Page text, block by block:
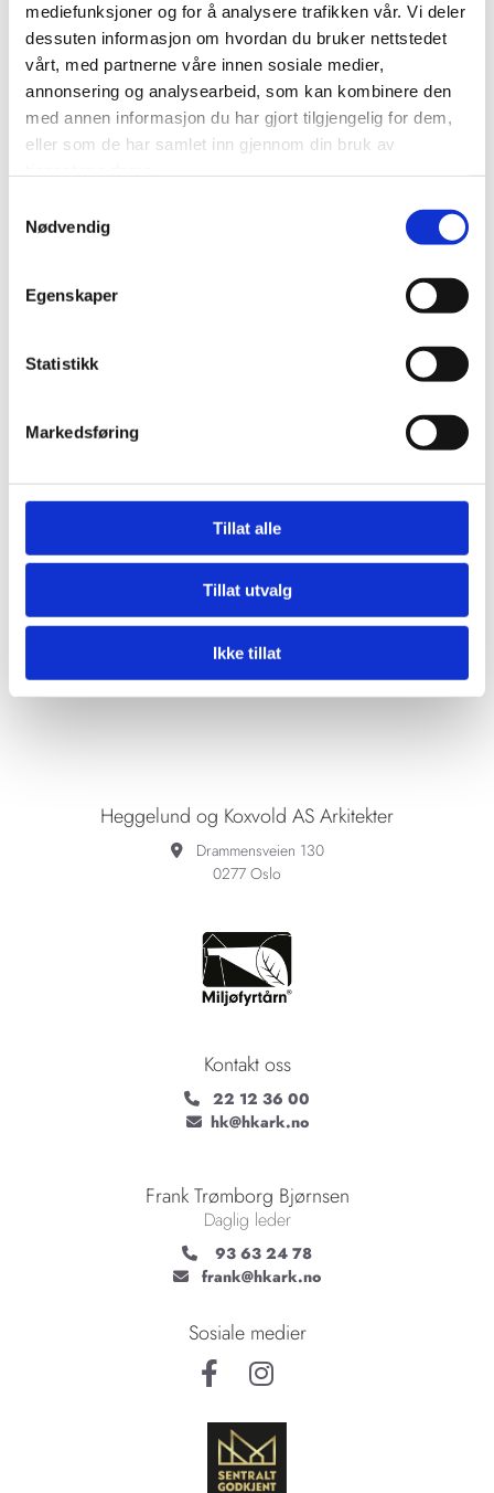
mediefunksjoner og for å analysere trafikken vår. Vi deler
dessuten informasjon om hvordan du bruker nettstedet
vårt, med partnerne våre innen sosiale medier,
annonsering og analysearbeid, som kan kombinere den
med annen informasjon du har gjort tilgjengelig for dem,
eller som de har samlet inn gjennom din bruk av
Nødvendig
Egenskaper
Statistikk
Markedsføring
Tillat alle
Tillat utvalg
Ikke tillat
Heggelund og Koxvold AS Arkitekter
Drammensveien 130
0277 Oslo
Kontakt oss
 22 12 36 00
 hk@hkark.no
Frank Trømborg Bjørnsen
Daglig leder
 93 63 24 78
 frank@hkark.no
Sosiale medier